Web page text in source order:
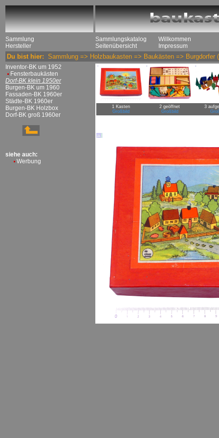
Sammlung
Hersteller
Sammlungskatalog
Seitenübersicht
Willkommen
Impressum
Du bist hier: Sammlung => Holzbaukasten => Baukästen => Burgdorfer
Inventor-BK um 1952
Fensterbaukästen
Dorf-BK klein 1950er
Burgen-BK um 1960
Fassaden-BK 1960er
Städte-BK 1960er
Burgen-BK Holzbox
Dorf-BK groß 1960er
siehe auch:
Werbung
1 Kasten
Großbild
2 geöffnet
Großbild
3